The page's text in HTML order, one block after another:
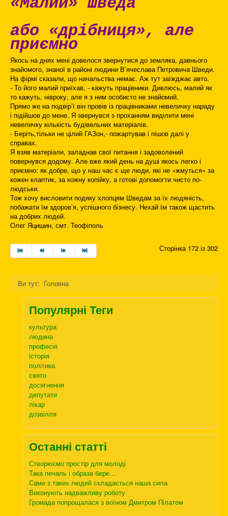
або «дрібниця», але
приємно
Якось на днях мені довелося звернутися до земляка, давнього
знайомого, знаної в районі людини В’ячеслава Петровича Шведи.
На фірмі сказали, що начальства немає. Аж тут заїжджає авто.
- То його малий приїхав, - кажуть працівники. Дивлюсь, малий як
то кажуть, нівроку, але я з ним особисто не знайомий.
Прямо же на подвір’ї він провів із працівниками невеличку нараду
і підійшов до мене. Я звернувся з проханням виділити мені
невеличку кількість будівельних матеріалів.
- Беріть,тільки не цілий ГАЗон,- пожартував і пішов далі у
справах.
Я взяв матеріали, заладнав свої питання і задоволений
повернувся додому. Але вже який день на душі якось легко і
приємно: як добре, що у наш час є ще люди, які не «жмуться» за
кожен клаптик, за кожну копійку, а готові допомогти чисто по-
людськи.
Тож хочу висловити подяку хлопцям Шведам за їх людяність,
побажати їм здоров’я, успішного бізнесу. Нехай їм також щастить
на добрих людей.
Олег Яцишин, смт. Теофіполь
Сторінка 172 із 302
Ви тут: Головна
Популярні Теги
культура
людина
професія
історія
політика
свято
досягнення
депутати
лікар
дозвілля
Останні статті
Створюємо простір для молоді
Така печаль і образа бере…
Саме з таких людей складається наша сила
Виконують надважливу роботу
Громада попрощалася з воїном Дмитром Пілатом